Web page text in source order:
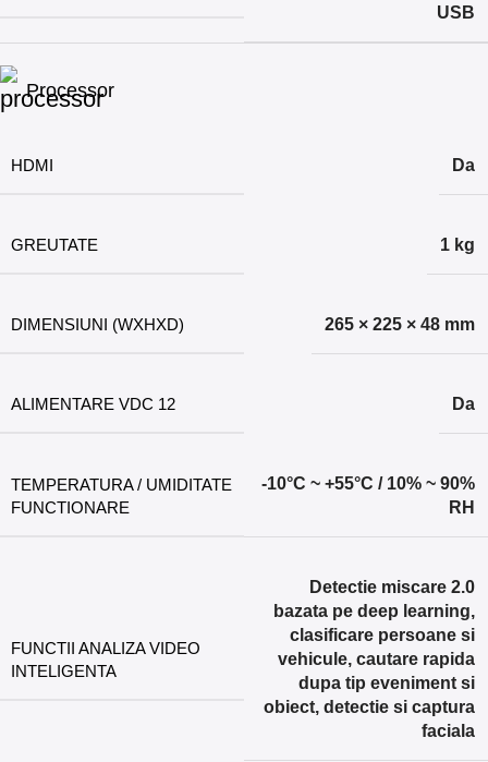
USB
Processor
HDMI Da
GREUTATE 1 kg
DIMENSIUNI (WXHXD) 265 × 225 × 48 mm
ALIMENTARE VDC 12 Da
TEMPERATURA / UMIDITATE
FUNCTIONARE
-10°C ~ +55°C / 10% ~ 90%
RH
FUNCTII ANALIZA VIDEO
INTELIGENTA
Detectie miscare 2.0
bazata pe deep learning,
clasificare persoane si
vehicule, cautare rapida
dupa tip eveniment si
obiect, detectie si captura
faciala